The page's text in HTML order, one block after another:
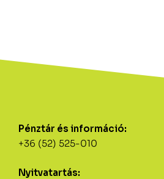
Pénztár és információ:
+36 (52) 525-010
Nyitvatartás: